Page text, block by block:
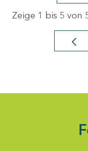
Zeige 1 bis 5 von